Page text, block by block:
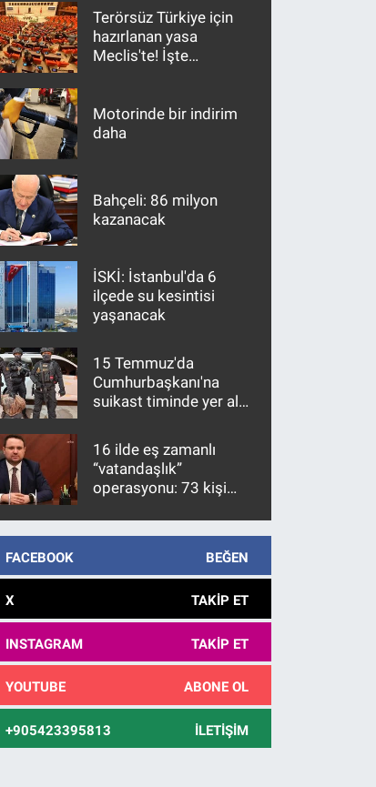
Terörsüz Türkiye için
hazırlanan yasa
Meclis'te! İşte
Motorinde bir indirim
daha
Bahçeli: 86 milyon
kazanacak
İSKİ: İstanbul'da 6
ilçede su kesintisi
yaşanacak
15 Temmuz'da
Cumhurbaşkanı'na
suikast timinde yer alan
10 yıl sonra yakalandı
16 ilde eş zamanlı
“vatandaşlık”
operasyonu: 73 kişi
FACEBOOK BEĞEN
X TAKIP ET
INSTAGRAM TAKIP ET
YOUTUBE ABONE OL
+905423395813 İLETIŞIM